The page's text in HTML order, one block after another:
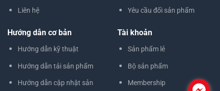
Liên hệ Yêu cầu đổi sản phẩm
Hướng dẫn cơ bản
Hướng dẫn kỹ thuật
Hướng dẫn tải sản phẩm
Hướng dẫn cập nhật sản
Tài khoản
Sản phẩm lẻ
Bộ sản phẩm
Membership